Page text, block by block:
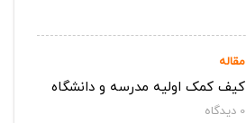
مقاله
کیف کمک اولیه مدرسه و دانشگاه
0دیدگاه‌